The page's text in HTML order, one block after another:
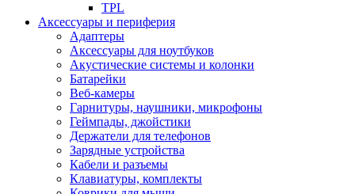
TPL
Аксессуары и периферия
Адаптеры
Аксессуары для ноутбуков
Акустические системы и колонки
Батарейки
Веб-камеры
Гарнитуры, наушники, микрофоны
Геймпады, джойстики
Держатели для телефонов
Зарядные устройства
Кабели и разъемы
Клавиатуры, комплекты